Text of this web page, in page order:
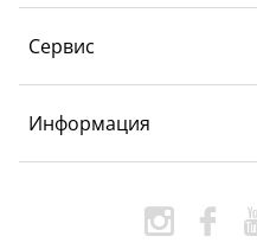
Сервис
Информация